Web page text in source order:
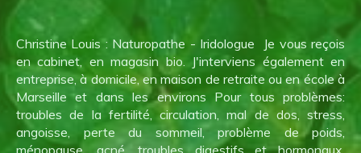
Christine Louis : Naturopathe - Iridologue Je vous reçois
en cabinet, en magasin bio. J'interviens également en
entreprise, à domicile, en maison de retraite ou en école à
Marseille et dans les environs Pour tous problèmes:
troubles de la fertilité, circulation, mal de dos, stress,
angoisse, perte du sommeil, problème de poids,